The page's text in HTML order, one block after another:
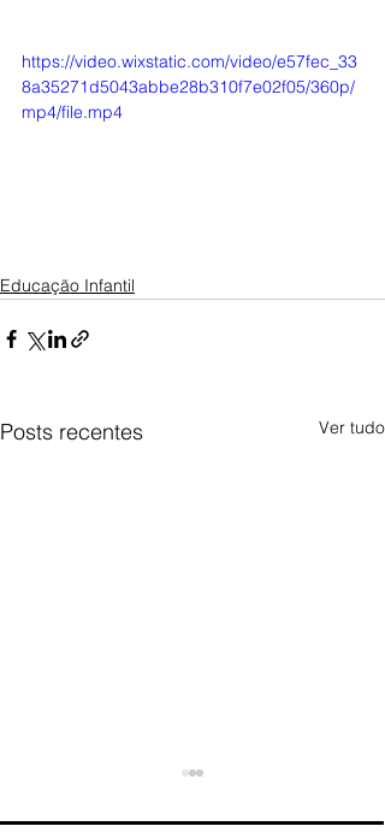
https://video.wixstatic.com/video/e57fec_33
8a35271d5043abbe28b310f7e02f05/360p/
mp4/file.mp4
Educação Infantil
Posts recentes Ver tudo